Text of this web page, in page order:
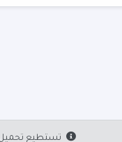
تستطيع تحميل